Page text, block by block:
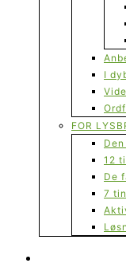
I
FOR
12
De
7